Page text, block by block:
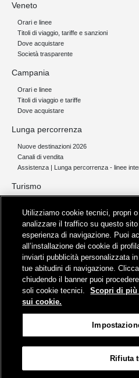
Veneto
Orari e linee
Titoli di viaggio, tariffe e sanzioni
Dove acquistare
Società trasparente
Campania
Orari e linee
Titoli di viaggio e tariffe
Dove acquistare
Lunga percorrenza
Nuove destinazioni 2026
Canali di vendita
Assistenza | Lunga percorrenza - linee
Turismo
Servizi per aeroporti
Servizi di noleggio con conducente
Servizio di navigazione sul Lago Trasimeno
News e comunicati stampa
Comunicati stampa
Busitalia – Sita Nord
, Gruppo FS
trasporto locale in Italia ed all'estero,
attraverso società controllate.
Viale Fratelli
Utilizziamo cookie tecnici, propri
analizzare il traffico su questo
esperienza di navigazione. Puoi
all’installazione dei cookie di
inviarti pubblicità personalizzata
tue abitudini di navigazione.
chiudendo il banner puoi
soli cookie tecnici.
Scopri di più
sui cookie.
Rifiuta